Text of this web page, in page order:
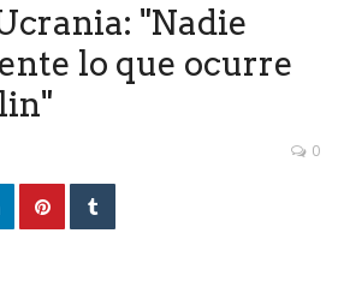
"Nadie
lo que ocurre
0